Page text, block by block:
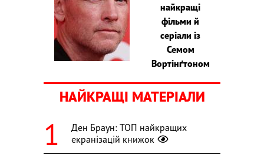
найкращі
фільми й
серіали із
Семом
Вортінґтоном
НАЙКРАЩІ МАТЕРІАЛИ
Ден Браун: ТОП найкращих
екранізацій книжок